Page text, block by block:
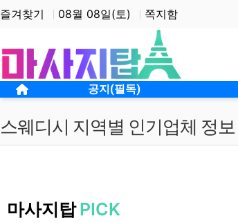
상단 네비
즐겨찾기 08월 08일(토) 쪽지함
메인 메뉴 공지(필독)
홈으로
스웨디시 지역별 인기업체 정보
수마사지탑 PICK